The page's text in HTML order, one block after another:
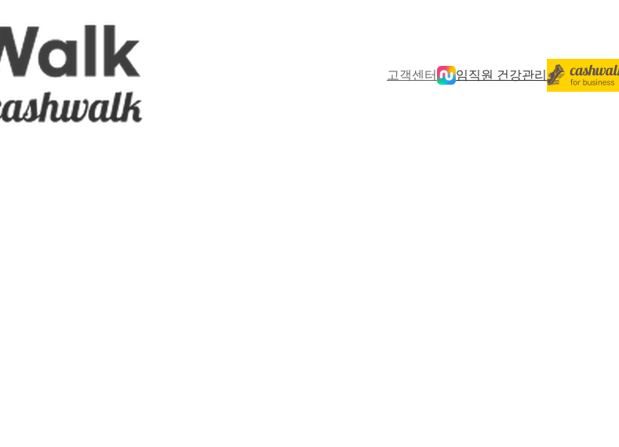
고객센터 임직원 건강관리